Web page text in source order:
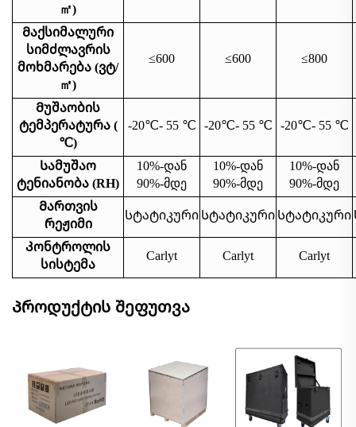
㎡)
Მაქსიმალური
სიმძლავრის
მოხმარება (ვტ/
㎡)
≤600 ≤600 ≤800
Მუშაობის
ტემპერატურა (
℃)
-20℃- 55 ℃ -20℃- 55 ℃ -20℃- 55 ℃
Სამუშაო
ტენიანობა (RH)
10%-დან
90%-მდე
10%-დან
90%-მდე
10%-დან
90%-მდე
Მართვის
რეჟიმი
Სტატიკური Სტატიკური Სტატიკური
Კონტროლის
სისტემა
Carlyt Carlyt Carlyt
Პროდუქტის შეფუთვა